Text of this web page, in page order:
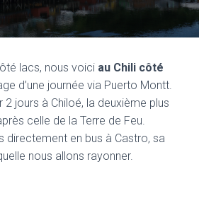
I
T
I
O
lacs, nous voici au Chili côté
d’une journée via Puerto Montt.
2 jours à Chiloé, la deuxième plus
celle de la Terre de Feu.
directement en bus à Castro, sa
nous allons rayonner.